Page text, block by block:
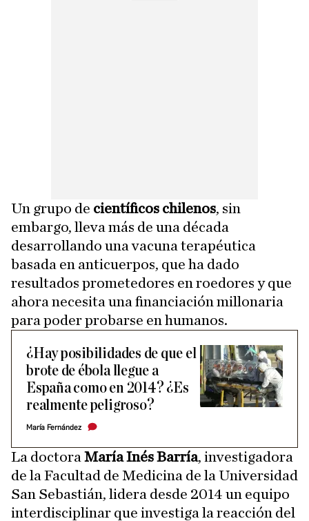
Un grupo de científicos chilenos, sin
embargo, lleva más de una década
desarrollando una vacuna terapéutica
basada en anticuerpos, que ha dado
resultados prometedores en roedores y que
ahora necesita una financiación millonaria
para poder probarse en humanos.
¿Hay posibilidades de que el
brote de ébola llegue a
España como en 2014? ¿Es
realmente peligroso?
María Fernández
La doctora María Inés Barría, investigadora
de la Facultad de Medicina de la Universidad
San Sebastián, lidera desde 2014 un equipo
interdisciplinar que investiga la reacción del